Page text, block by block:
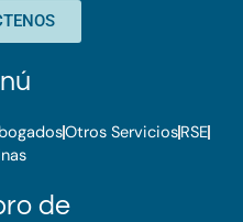
t
a
g
r
a
k
Otros ServiciosRSE
de